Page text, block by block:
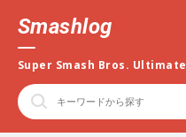
Smashlog
Super Smash Bros. Ultimate